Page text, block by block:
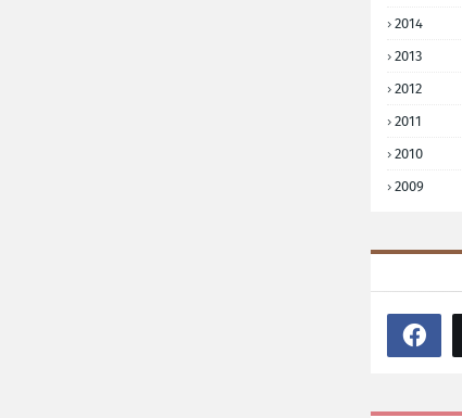
2014
2013
2012
2011
2010
2009